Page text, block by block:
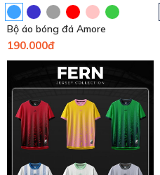
Bộ áo bóng đá Amore
190.000đ